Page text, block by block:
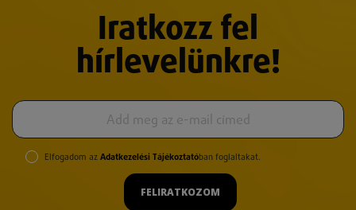
Iratkozz fel
hírlevelünkre!
Elfogadom az Adatkezelési Tájékoztatóban foglaltakat.
FELIRATKOZOM